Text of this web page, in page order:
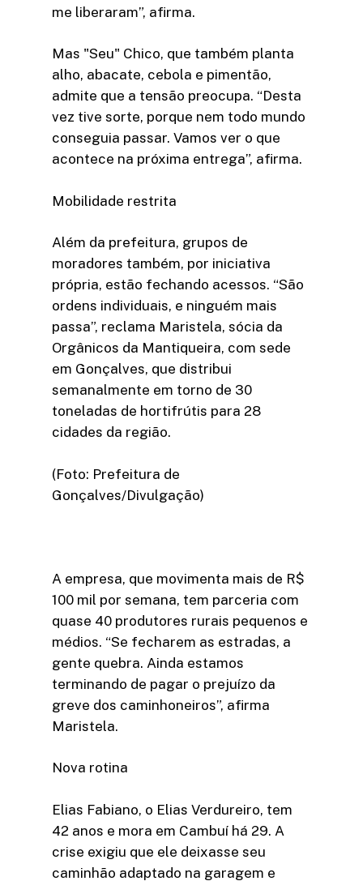
me liberaram”, afirma.
Mas "Seu" Chico, que também planta
alho, abacate, cebola e pimentão,
admite que a tensão preocupa. “Desta
vez tive sorte, porque nem todo mundo
conseguia passar. Vamos ver o que
acontece na próxima entrega”, afirma.
Mobilidade restrita
Além da prefeitura, grupos de
moradores também, por iniciativa
própria, estão fechando acessos. “São
ordens individuais, e ninguém mais
passa”, reclama Maristela, sócia da
Orgânicos da Mantiqueira, com sede
em Gonçalves, que distribui
semanalmente em torno de 30
toneladas de hortifrútis para 28
cidades da região.
(Foto: Prefeitura de
Gonçalves/Divulgação)
A empresa, que movimenta mais de R$
100 mil por semana, tem parceria com
quase 40 produtores rurais pequenos e
médios. “Se fecharem as estradas, a
gente quebra. Ainda estamos
terminando de pagar o prejuízo da
greve dos caminhoneiros”, afirma
Maristela.
Nova rotina
Elias Fabiano, o Elias Verdureiro, tem
42 anos e mora em Cambuí há 29. A
crise exigiu que ele deixasse seu
caminhão adaptado na garagem e